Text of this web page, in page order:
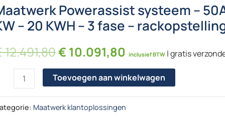
Powerassist systeem –
– 20 KWH – 3 fase –
12.491,80Oorspronkelijke prijs was: €
€10.091,80 Huidige prijs is: €
inclusief BTW | gratis
Maatwerk Powerassist systeem - 50Ampere - Victron
Toevoegen aan winkelwagen
Maatwerk klantoplossingen